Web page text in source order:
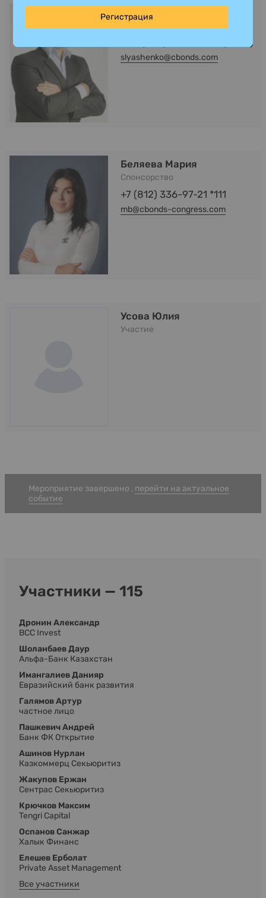
+38 (044) 484-87-42 (office)
slyashenko@cbonds.com
Беляева Мария
Спонсорство
+7 (812) 336-97-21 *111
mb@cbonds-congress.com
Усова Юлия
Участие
Мероприятие завершено , перейти на актуальное
событие
Участники — 115
Дронин Александр
BCC Invest
Шоланбаев Даур
Альфа-Банк Казахстан
Имангалиев Данияр
Евразийский банк развития
Галямов Артур
частное лицо
Пашкевич Андрей
Банк ФК Открытие
Ашинов Нурлан
Казкоммерц Секьюритиз
Жакупов Ержан
Сентрас Секьюритиз
Крючков Максим
Tengri Capital
Оспанов Санжар
Халык Финанс
Елешев Ерболат
Private Asset Management
Все участники
Регистрация